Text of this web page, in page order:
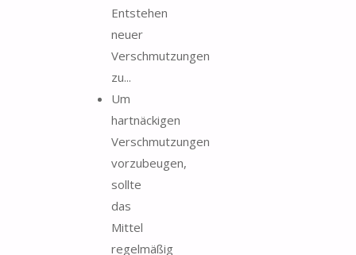
Entstehen
neuer
Verschmutzungen
zu...
Um
hartnäckigen
Verschmutzungen
vorzubeugen,
sollte
das
Mittel
regelmäßig